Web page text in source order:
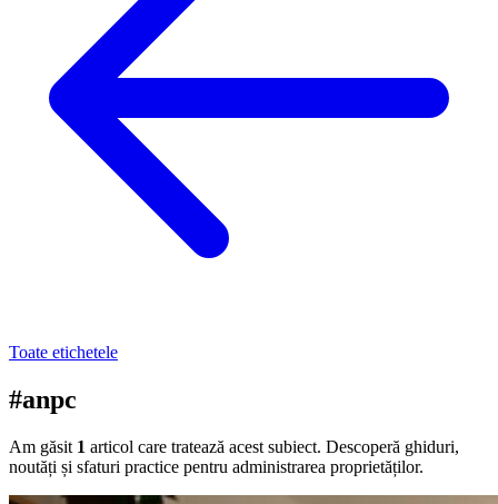
Toate etichetele
#anpc
Am găsit 1 articol care tratează acest subiect. Descoperă ghiduri,
noutăți și sfaturi practice pentru administrarea proprietăților.